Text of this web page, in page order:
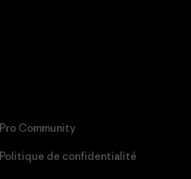
Pro Community
Politique de confidentialité